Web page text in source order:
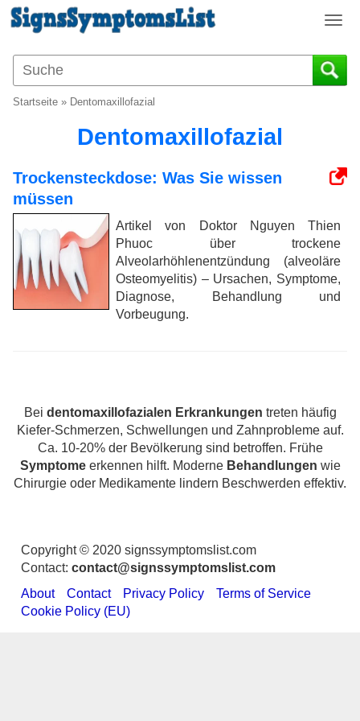
T
g
g
i
t
i
o
n
Startseite » Dentomaxillofazial
Dentomaxillofazial
Trockensteckdose: Was Sie wissen
müssen
Artikel von Doktor Nguyen Thien
Phuoc über trockene
Alveolarhöhlenentzündung (alveoläre
Osteomyelitis) – Ursachen, Symptome,
Diagnose, Behandlung und
Vorbeugung.
Bei dentomaxillofazialen Erkrankungen treten häufig
Kiefer-Schmerzen, Schwellungen und Zahnprobleme auf.
Ca. 10-20% der Bevölkerung sind betroffen. Frühe
Symptomeerkennen hilft. Moderne Behandlungen wie
Chirurgie oder Medikamente lindern Beschwerden effektiv.
Copyright © 2020 signssymptomslist.com
Contact: contact@signssymptomslist.com
About
Contact Privacy Policy
Terms of Service
Cookie Policy (EU)